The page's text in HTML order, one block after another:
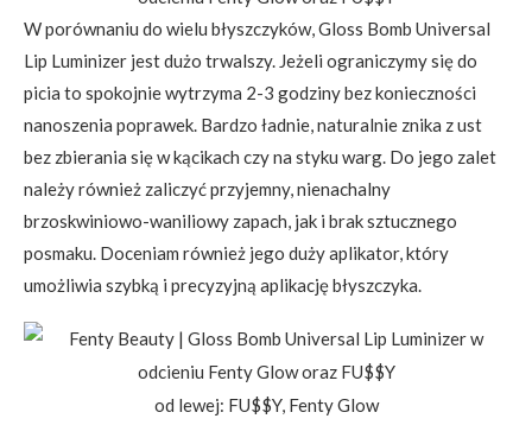
W porównaniu do wielu błyszczyków, Gloss Bomb Universal
Lip Luminizer jest dużo trwalszy. Jeżeli ograniczymy się do
picia to spokojnie wytrzyma 2-3 godziny bez konieczności
nanoszenia poprawek. Bardzo ładnie, naturalnie znika z ust
bez zbierania się w kącikach czy na styku warg. Do jego zalet
należy również zaliczyć przyjemny, nienachalny
brzoskwiniowo-waniliowy zapach, jak i brak sztucznego
posmaku. Doceniam również jego duży aplikator, który
umożliwia szybką i precyzyjną aplikację błyszczyka.
od lewej: FU$$Y, Fenty Glow